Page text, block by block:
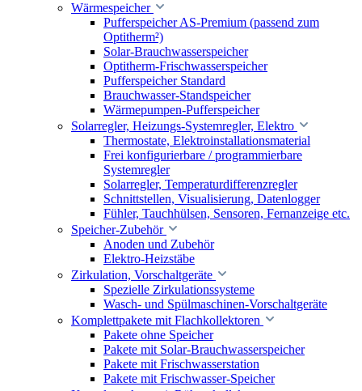
Wärmespeicher
Pufferspeicher AS-Premium (passend zum
Optitherm²)
Solar-Brauchwasserspeicher
Optitherm-Frischwasserspeicher
Pufferspeicher Standard
Brauchwasser-Standspeicher
Wärmepumpen-Pufferspeicher
Solarregler, Heizungs-Systemregler, Elektro
Thermostate, Elektroinstallationsmaterial
Frei konfigurierbare / programmierbare
Systemregler
Solarregler, Temperaturdifferenzregler
Schnittstellen, Visualisierung, Datenlogger
Fühler, Tauchhülsen, Sensoren, Fernanzeige etc.
Speicher-Zubehör
Anoden und Zubehör
Elektro-Heizstäbe
Zirkulation, Vorschaltgeräte
Spezielle Zirkulationssysteme
Wasch- und Spülmaschinen-Vorschaltgeräte
Komplettpakete mit Flachkollektoren
Pakete ohne Speicher
Pakete mit Solar-Brauchwasserspeicher
Pakete mit Frischwasserstation
Pakete mit Frischwasser-Speicher